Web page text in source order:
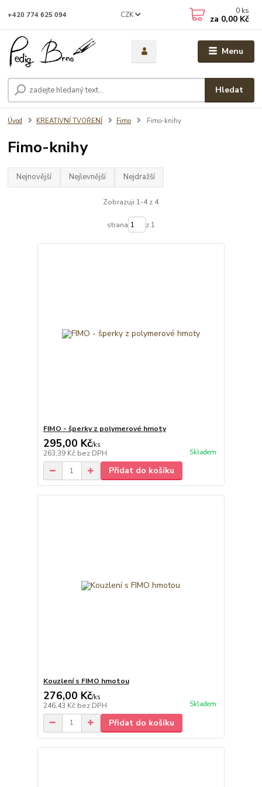
Menu
CZK
Hledat
+420 774 625 094 0 ks
za 0,00 Kč
Úvod KREATIVNÍ TVOŘENÍ Fimo Fimo-knihy
Fimo-knihy
Nejnovější Nejlevnější Nejdražší
Zobrazuji 1-4 z 4
strana z 1
FIMO - šperky z polymerové hmoty
295,00 Kč/ks
263,39 Kč bez DPH Skladem
Přidat do košíku
Kouzlení s FIMO hmotou
276,00 Kč/ks
246,43 Kč bez DPH Skladem
Přidat do košíku